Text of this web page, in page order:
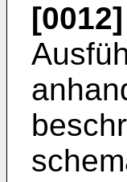
[0012]